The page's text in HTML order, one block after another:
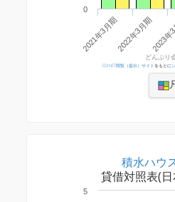
2021年3月期2022年3月期2023
0
どんぶり
EDINET閲覧（提出）サイト をもとに
積水ハウ
貸借対照表(
5